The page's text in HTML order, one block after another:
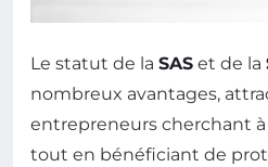
Le statut de la SAS et de la
nombreux avantages,
entrepreneurs cherchant
tout en bénéficiant de